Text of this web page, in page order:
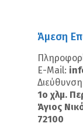
Άμεση
E-Mail:
1ο χλμ.
Άγιος
72100